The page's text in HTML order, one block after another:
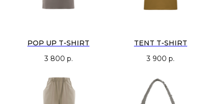
POP UP T-SHIRT
3 800 р.
TENT T-SHIRT
3 900 р.